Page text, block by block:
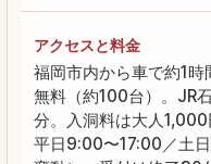
アクセスと料金
福岡市内から車で約1
無料（約100台）。JR
分。入洞料は大人
平日9:00〜17:00／土